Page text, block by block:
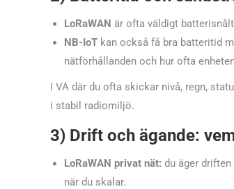
LoRaWAN är ofta väldigt
NB-IoT kan också få bra batteritid
nätförhållanden och hur ofta
I VA där du ofta skickar nivå, regn,
i stabil radiomiljö.
3) Drift och ägande:
LoRaWAN privat nät: du äger
när du skalar.